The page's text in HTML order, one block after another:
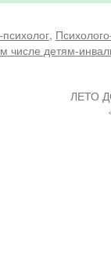
,
числе детям-
ЛЕТО